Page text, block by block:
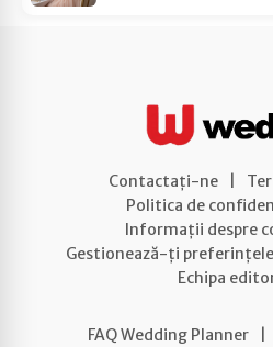
Contactați-ne
Politica de
Informații despre
Gestionează-ți preferințele
Echipa
FAQ Wedding Planner